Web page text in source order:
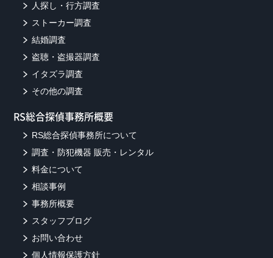
人探し・行方調査
ストーカー調査
結婚調査
盗聴・盗撮器調査
イタズラ調査
その他の調査
RS総合探偵事務所概要
RS総合探偵事務所について
調査・防犯機器 販売・レンタル
料金について
相談事例
事務所概要
スタッフブログ
お問い合わせ
個人情報保護方針